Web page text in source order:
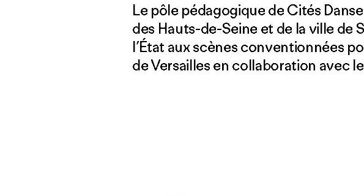
Le pôle pédagogique de Cités
des Hauts-de-Seine et de la ville de
l’État aux scènes conventionnées
de Versailles en collaboration avec